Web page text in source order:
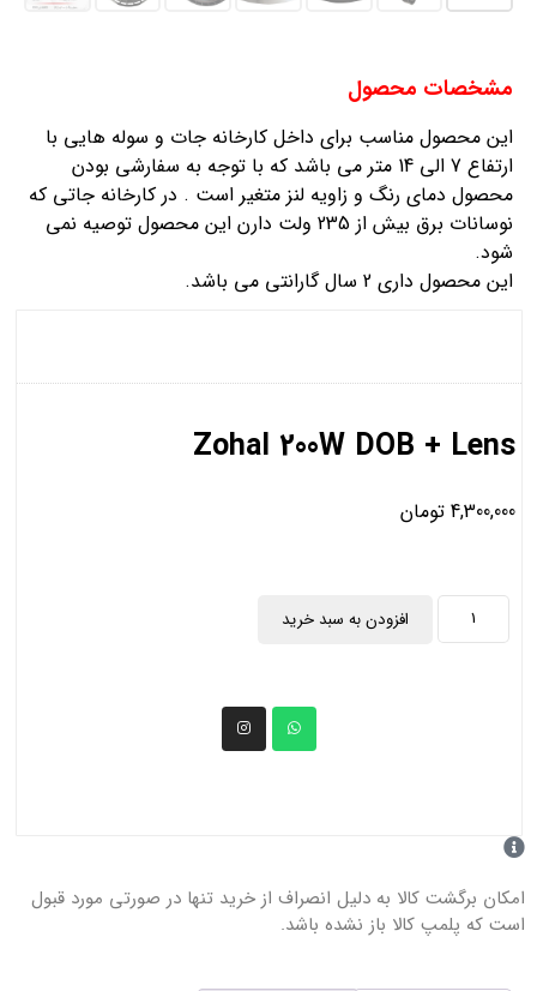
مشخصات محصول
این محصول مناسب برای داخل کارخانه جات و سوله هایی با
ارتفاع 7 الی 14 متر می باشد که با توجه به سفارشی بودن
محصول دمای رنگ و زاویه لنز متغیر است . در کارخانه جاتی که
نوسانات برق بیش از 235 ولت دارن این محصول توصیه نمی
شود.
این محصول داری 2 سال گارانتی می باشد.
Zohal 200W DOB + Lens
4,300,000 تومان
افزودن به سبد خرید
امکان برگشت کالا به دلیل انصراف از خرید تنها در صورتی مورد قبول
است که پلمپ کالا باز نشده باشد.